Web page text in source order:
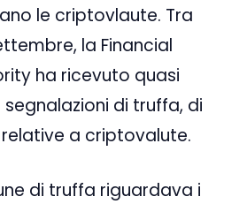
le criptovlaute. Tra
la Financial
ha ricevuto quasi
segnalazioni di truffa, di
a criptovalute.
di truffa riguardava i